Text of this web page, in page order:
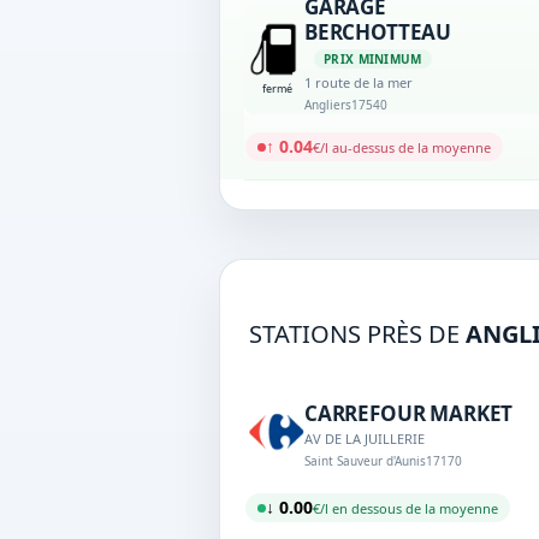
fermé
GARAGE
BERCHOTTEAU
PRIX MINIMUM
1 route de la mer
Angliers17540
↑ 0.04€/l au-dessus de la moyenne
STATIONS PRÈS DE
CARREFOUR MARKET
AV DE LA JUILLERIE
Saint Sauveur d'Aunis17170
↓ 0.00€/l en dessous de la moyenne